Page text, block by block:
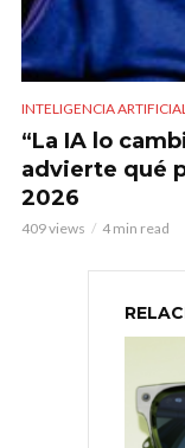
INTELIGENCIA ARTIFICIAL
“La IA lo
advierte qué
2026
409 views 4 min read